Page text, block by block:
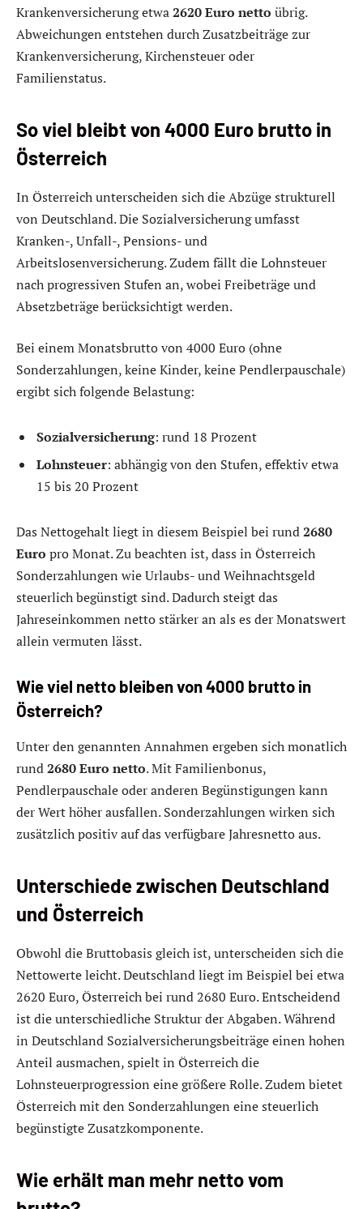
Krankenversicherung etwa2620 Euro netto übrig.
Abweichungen entstehen durch Zusatzbeiträge zur
Krankenversicherung, Kirchensteuer oder
Familienstatus.
So viel bleibt von 4000 Euro brutto in
Österreich
In Österreich unterscheiden sich die Abzüge strukturell
von Deutschland. Die Sozialversicherung umfasst
Kranken-, Unfall-, Pensions- und
Arbeitslosenversicherung. Zudem fällt die Lohnsteuer
nach progressiven Stufen an, wobei Freibeträge und
Absetzbeträge berücksichtigt werden.
Bei einem Monatsbrutto von 4000 Euro (ohne
Sonderzahlungen, keine Kinder, keine Pendlerpauschale)
ergibt sich folgende Belastung:
Sozialversicherung: rund 18 Prozent
Lohnsteuer: abhängig von den Stufen, effektiv etwa
15 bis 20 Prozent
Das Nettogehalt liegt in diesem Beispiel bei rund2680
Euro pro Monat. Zu beachten ist, dass in Österreich
Sonderzahlungen wie Urlaubs- und Weihnachtsgeld
steuerlich begünstigt sind. Dadurch steigt das
Jahreseinkommen netto stärker an als es der Monatswert
allein vermuten lässt.
Wie viel netto bleiben von 4000 brutto in
Österreich?
Unter den genannten Annahmen ergeben sich monatlich
rund2680 Euro netto. Mit Familienbonus,
Pendlerpauschale oder anderen Begünstigungen kann
der Wert höher ausfallen. Sonderzahlungen wirken sich
zusätzlich positiv auf das verfügbare Jahresnetto aus.
Unterschiede zwischen Deutschland
und Österreich
Obwohl die Bruttobasis gleich ist, unterscheiden sich die
Nettowerte leicht. Deutschland liegt im Beispiel bei etwa
2620 Euro, Österreich bei rund 2680 Euro. Entscheidend
ist die unterschiedliche Struktur der Abgaben. Während
in Deutschland Sozialversicherungsbeiträge einen hohen
Anteil ausmachen, spielt in Österreich die
Lohnsteuerprogression eine größere Rolle. Zudem bietet
Österreich mit den Sonderzahlungen eine steuerlich
begünstigte Zusatzkomponente.
Wie erhält man mehr netto vom